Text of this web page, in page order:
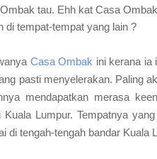
tau. Ehh kat Casa
di tempat-tempat yang lain ?
Casa Ombak ini kerana ia
pasti menyelerakan. Paling
mendapatkan merasa
Kuala Lumpur. Tempatnya
di tengah-tengah bandar Kuala